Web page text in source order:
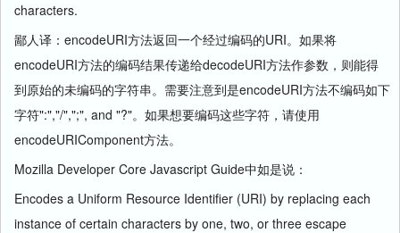
characters.
鄙人译：encodeURI方法返回一个经过编码的URI。如果将
encodeURI方法的编码结果传递给decodeURI方法作参数，则能得
到原始的未编码的字符串。需要注意到是encodeURI方法不编码如下
字符":","/",";", and "?"。如果想要编码这些字符，请使用
encodeURIComponent方法。
Mozilla Developer Core Javascript Guide中如是说：
Encodes a Uniform Resource Identifier (URI) by replacing each
instance of certain characters by one, two, or three escape